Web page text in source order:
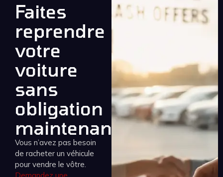
Faites
reprendre
votre
voiture
sans
obligation
maintenant
Vous n’avez pas besoin
de racheter un véhicule
pour vendre le vôtre.